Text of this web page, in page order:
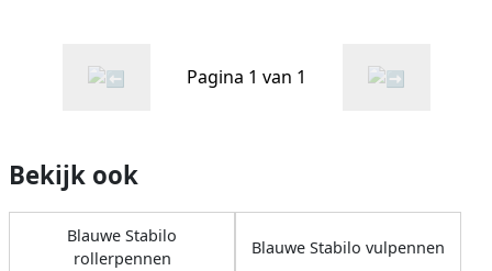
Pagina 1 van 1
Bekijk ook
Blauwe Stabilo
rollerpennen
Blauwe Stabilo vulpennen